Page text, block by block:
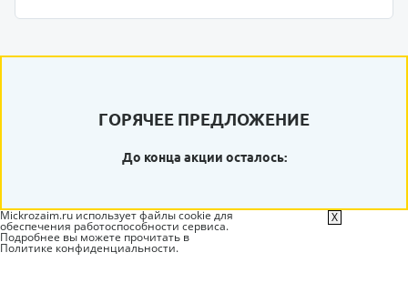
ГОРЯЧЕЕ ПРЕДЛОЖЕНИЕ
До конца акции осталось:
Mickrozaim.ru использует файлы cookie для
обеспечения работоспособности сервиса.
Подробнее вы можете прочитать в
Политике конфиденциальности.
X